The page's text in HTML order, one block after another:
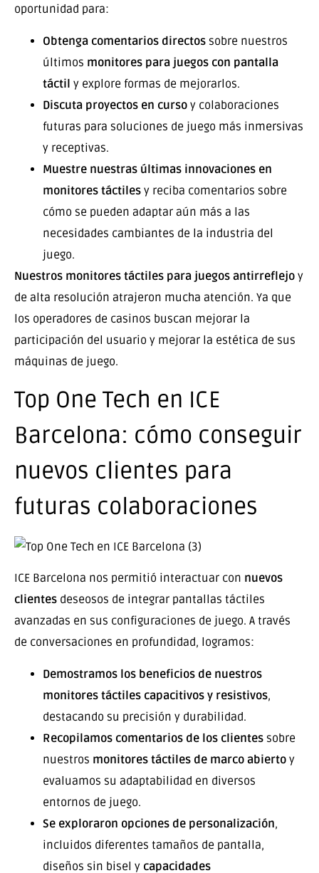
oportunidad para:
Obtenga comentarios directos sobre nuestros
últimos monitores para juegos con pantalla
táctil y explore formas de mejorarlos.
Discuta proyectos en curso y colaboraciones
futuras para soluciones de juego más inmersivas
y receptivas.
Muestre nuestras últimas innovaciones en
monitores táctiles y reciba comentarios sobre
cómo se pueden adaptar aún más a las
necesidades cambiantes de la industria del
juego.
Nuestros monitores táctiles para juegos antirreflejo y
de alta resolución atrajeron mucha atención. Ya que
los operadores de casinos buscan mejorar la
participación del usuario y mejorar la estética de sus
máquinas de juego.
Top One Tech en ICE
Barcelona: cómo conseguir
nuevos clientes para
futuras colaboraciones
ICE Barcelona nos permitió interactuar con nuevos
clientes deseosos de integrar pantallas táctiles
avanzadas en sus configuraciones de juego. A través
de conversaciones en profundidad, logramos:
Demostramos los beneficios de nuestros
monitores táctiles capacitivos y resistivos,
destacando su precisión y durabilidad.
Recopilamos comentarios de los clientes sobre
nuestros monitores táctiles de marco abierto y
evaluamos su adaptabilidad en diversos
entornos de juego.
Se exploraron opciones de personalización,
incluidos diferentes tamaños de pantalla,
diseños sin bisel y capacidades